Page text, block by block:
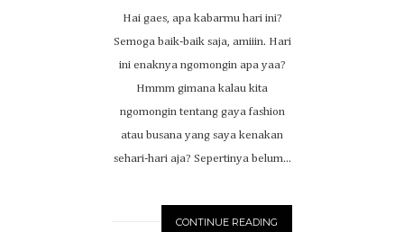
Hai gaes, apa kabarmu hari ini?
Semoga baik-baik saja, amiiin. Hari
ini enaknya ngomongin apa yaa?
Hmmm gimana kalau kita
ngomongin tentang gaya fashion
atau busana yang saya kenakan
sehari-hari aja? Sepertinya belum...
CONTINUE READING